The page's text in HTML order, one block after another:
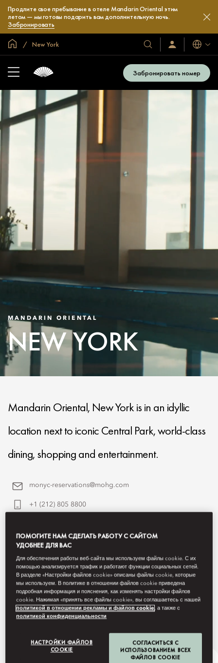
Продлите свое пребывание в отеле Mandarin Oriental этим
летом — мы готовы подарить вам дополнительную ночь.
Забронировать
ГлавнаяNew York
Наши
отели
курорты
Войти/
Языки
Забронировать номер
MANDARIN ORIENTAL
NEW YORK
Mandarin Oriental, New York is in an idyllic
location next to iconic Central Park, world-class
dining, shopping and entertainment.
monyc-reservations@mohg.com
+1 (212) 805 8800
Ask Away
ПОМОГИТЕ НАМ СДЕЛАТЬ РАБОТУ С САЙТОМ
УДОБНЕЕ ДЛЯ ВАС
Для обеспечения работы веб-сайта мы используем файлы cookie. С их
помощью анализируется трафик и работают функции социальных сетей.
В разделе «Настройки файлов cookie» описаны файлы cookie, которые
мы используем. В политике в отношении файлов cookie приведена
подробная информация и пояснения, как изменять настройки файлов
cookie. Нажимая «принять все файлы cookie», вы соглашаетесь с нашей
политикой в отношении рекламы и файлов cookie, а также с
политикой конфиденциальности
НАСТРОЙКИ ФАЙЛОВ
COOKIE
СОГЛАСИТЬСЯ С
ИСПОЛЬЗОВАНИЕМ ВСЕХ
ФАЙЛОВ COOKIE